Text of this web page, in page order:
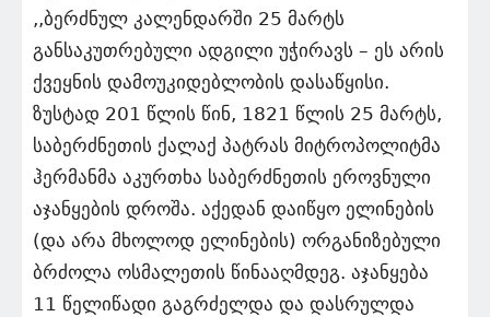
,,ბერძნულ კალენდარში 25 მარტს
განსაკუთრებული ადგილი უჭირავს – ეს არის
ქვეყნის დამოუკიდებლობის დასაწყისი.
ზუსტად 201 წლის წინ, 1821 წლის 25 მარტს,
საბერძნეთის ქალაქ პატრას მიტროპოლიტმა
ჰერმანმა აკურთხა საბერძნეთის ეროვნული
აჯანყების დროშა. აქედან დაიწყო ელინების
(და არა მხოლოდ ელინების) ორგანიზებული
ბრძოლა ოსმალეთის წინააღმდეგ. აჯანყება
11 წელიწადი გაგრძელდა და დასრულდა